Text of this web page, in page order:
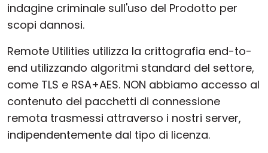
indagine criminale sull'uso del Prodotto per
scopi dannosi.
Remote Utilities utilizza la crittografia end-to-
end utilizzando algoritmi standard del settore,
come TLS e RSA+AES. NON abbiamo accesso al
contenuto dei pacchetti di connessione
remota trasmessi attraverso i nostri server,
indipendentemente dal tipo di licenza.